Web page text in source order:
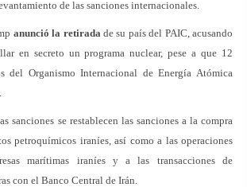
de las sanciones internacionales.
anunció la retiradade su país del PAIC, acusando
en secreto un programa nuclear, pese a que 12
del Organismo Internacional de Energía Atómica
sanciones se restablecen las sanciones a la compra
petroquímicos iraníes, así como a las operaciones
marítimas iraníes y a las transacciones de
con el Banco Central de Irán.